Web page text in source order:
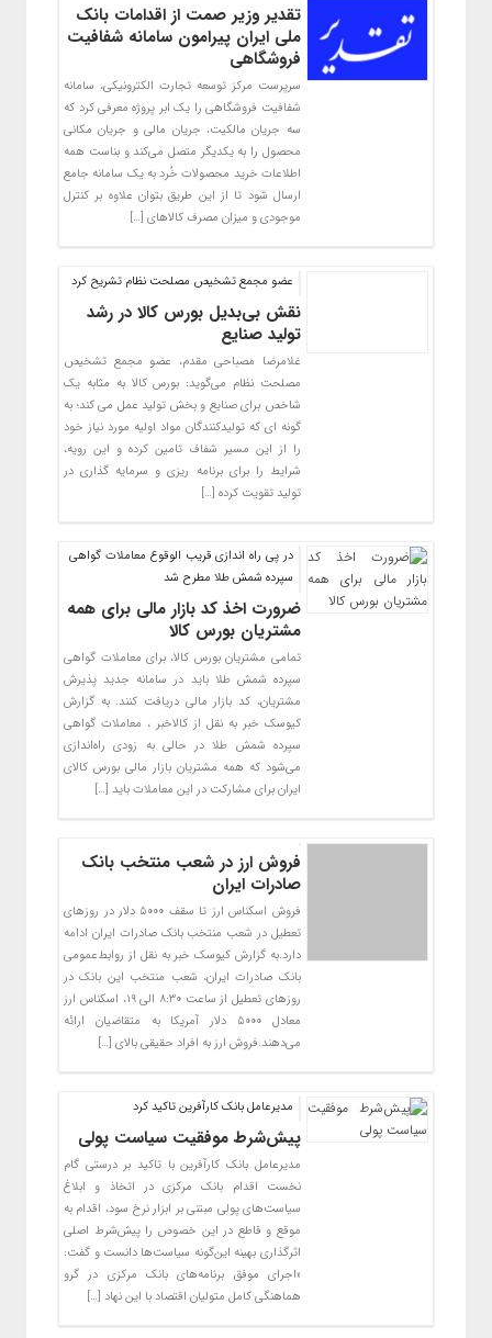
تقدیر وزیر صمت از اقدامات بانک
ملی ایران پیرامون سامانه شفافیت
فروشگاهی
سرپرست مرکز توسعه تجارت الکترونیکی، سامانه
شفافیت فروشگاهی را یک ابر پروژه معرفی کرد که
سه جریان مالکیت، جریان مالی و جریان مکانی
محصول را به یکدیگر متصل می‌کند و بناست همه
اطلاعات خرید محصولات خُرد به یک سامانه جامع
ارسال شود تا از این طریق بتوان علاوه بر کنترل
موجودی و میزان مصرف کالاهای […]
عضو مجمع تشخیص مصلحت نظام تشریح کرد
نقش بی‌بدیل بورس کالا در رشد
تولید صنایع
غلامرضا مصباحی مقدم، عضو مجمع تشخیص
مصلحت نظام می‌گوید: بورس کالا به مثابه یک
شاخص برای صنایع و بخش تولید عمل می کند؛ به
گونه ای که تولیدکنندگان مواد اولیه مورد نیاز خود
را از این مسیر شفاف تامین کرده و این رویه،
شرایط را برای برنامه ریزی و سرمایه گذاری در
تولید تقویت کرده […]
در پی راه اندازی قریب الوقوع معاملات گواهی
سپرده شمش طلا مطرح شد
ضرورت اخذ کد بازار مالی برای همه
مشتریان بورس کالا
تمامی مشتریان بورس کالا، برای معاملات گواهی
سپرده شمش طلا باید در سامانه جدید پذیرش
مشتریان، کد بازار مالی دریافت کنند. به گزارش
کیوسک خبر به نقل از کالاخبر ، معاملات گواهی
سپرده شمش طلا در حالی به زودی راه‌اندازی
می‌شود که همه مشتریان بازار مالی بورس کالای
ایران برای مشارکت در این معاملات باید […]
فروش ارز در شعب منتخب بانک
صادرات ایران
​فروش اسکناس ارز تا سقف ۵٠٠٠ دلار در روزهای
تعطیل در شعب منتخب بانک صادرات ایران ادامه
دارد.به گزارش کیوسک خبر به نقل از روابط‌عمومی
بانک صادرات ایران، شعب منتخب این بانک در
روزهای تعطیل از ساعت ٨:٣٠ الی ١٩، اسکناس ارز
معادل ۵٠٠٠ دلار آمریکا به متقاضیان ارائه
می‌دهند.فروش ارز به افراد حقیقی بالای […]
مدیرعامل بانک کارآفرین تاکید کرد
پیش‌شرط موفقیت سیاست پولی
مدیرعامل بانک کارآفرین با تاکید بر درستی گام
نخست اقدام بانک مرکزی در اتخاذ و ابلاغ
سیاست‌های پولی مبتنی بر ابزار نرخ سود، اقدام به
موقع و قاطع در این خصوص را پیش‌شرط اصلی
اثرگذاری بهینه این‌گونه سیاست‌ها دانست و گفت:
«اجرای موفق برنامه‌های بانک مرکزی در گرو
هماهنگی کامل متولیان اقتصاد با این نهاد […]